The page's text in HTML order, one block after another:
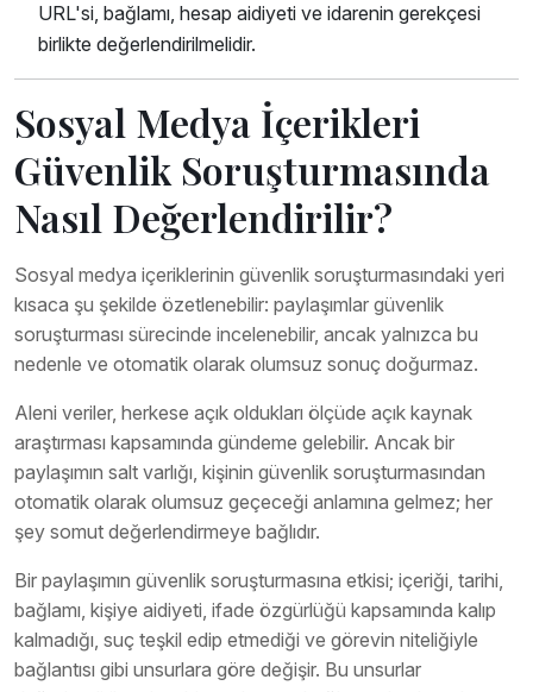
URL'si, bağlamı, hesap aidiyeti ve idarenin gerekçesi
birlikte değerlendirilmelidir.
Sosyal Medya İçerikleri
Güvenlik Soruşturmasında
Nasıl Değerlendirilir?
Sosyal medya içeriklerinin güvenlik soruşturmasındaki yeri
kısaca şu şekilde özetlenebilir: paylaşımlar güvenlik
soruşturması sürecinde incelenebilir, ancak yalnızca bu
nedenle ve otomatik olarak olumsuz sonuç doğurmaz.
Aleni veriler, herkese açık oldukları ölçüde açık kaynak
araştırması kapsamında gündeme gelebilir. Ancak bir
paylaşımın salt varlığı, kişinin güvenlik soruşturmasından
otomatik olarak olumsuz geçeceği anlamına gelmez; her
şey somut değerlendirmeye bağlıdır.
Bir paylaşımın güvenlik soruşturmasına etkisi; içeriği, tarihi,
bağlamı, kişiye aidiyeti, ifade özgürlüğü kapsamında kalıp
kalmadığı, suç teşkil edip etmediği ve görevin niteliğiyle
bağlantısı gibi unsurlara göre değişir. Bu unsurlar